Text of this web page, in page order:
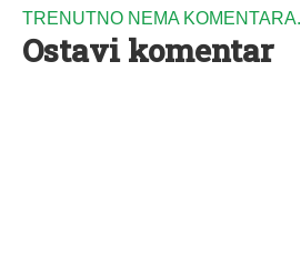
TRENUTNO NEMA KOMENTARA.
Ostavi komentar